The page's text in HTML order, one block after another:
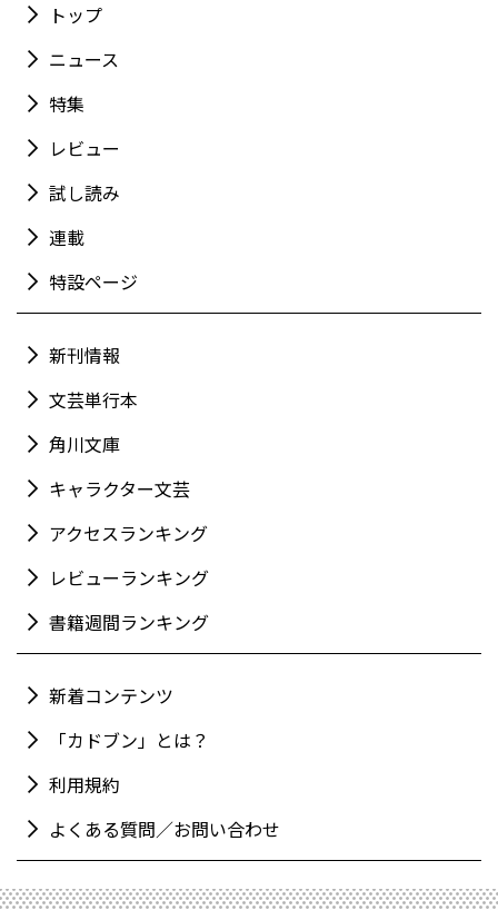
トップ
ニュース
特集
レビュー
試し読み
連載
特設ページ
新刊情報
文芸単行本
角川文庫
キャラクター文芸
アクセスランキング
レビューランキング
書籍週間ランキング
新着コンテンツ
「カドブン」とは？
利用規約
よくある質問／お問い合わせ